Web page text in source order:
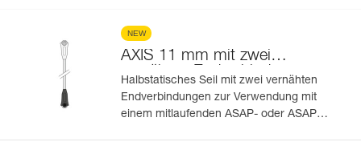
NEW
AXIS 11 mm mit zwei
vernähten Endverbindungen
Halbstatisches Seil mit zwei vernähten
Endverbindungen zur Verwendung mit
einem mitlaufenden ASAP- oder ASAP